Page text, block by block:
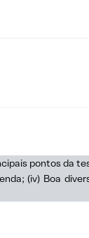
pontos da
(iv) Boa